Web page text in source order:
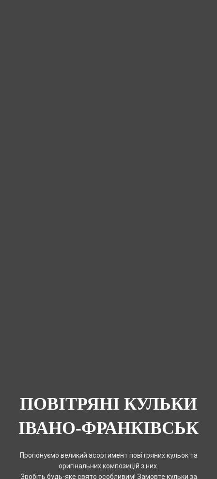
ПОВІТРЯНІ КУЛЬКИ
ІВАНО-ФРАНКІВСЬК
Пропонуємо великий асортимент повітряних кульок та
оригінальних композицій з них.
Зробіть будь-яке свято особливим! Замовте кульки за